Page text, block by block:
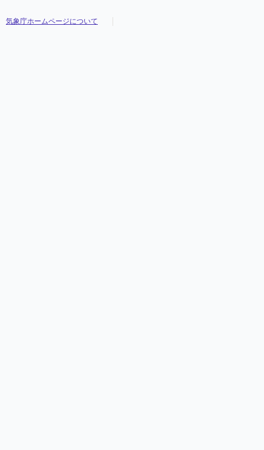
気象庁ホームページについて